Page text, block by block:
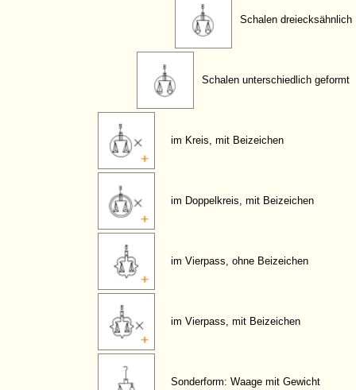
Schalen dreiecksähnlich
Schalen unterschiedlich geformt
im Kreis, mit Beizeichen
im Doppelkreis, mit Beizeichen
im Vierpass, ohne Beizeichen
im Vierpass, mit Beizeichen
Sonderform: Waage mit Gewicht